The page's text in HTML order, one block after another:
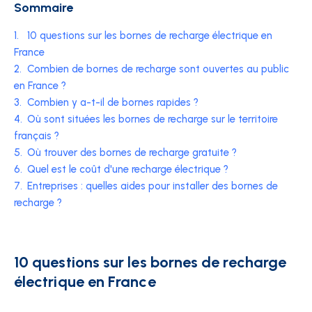
Sommaire
1.
10 questions sur les bornes de recharge électrique en
France
2. Combien de bornes de recharge sont ouvertes au public
en France ?
3. Combien y a-t-il de bornes rapides ?
4. Où sont situées les bornes de recharge sur le territoire
français ?
5. Où trouver des bornes de recharge gratuite ?
6. Quel est le coût d'une recharge électrique ?
7. Entreprises : quelles aides pour installer des bornes de
recharge ?
10 questions sur les bornes de recharge
électrique en France